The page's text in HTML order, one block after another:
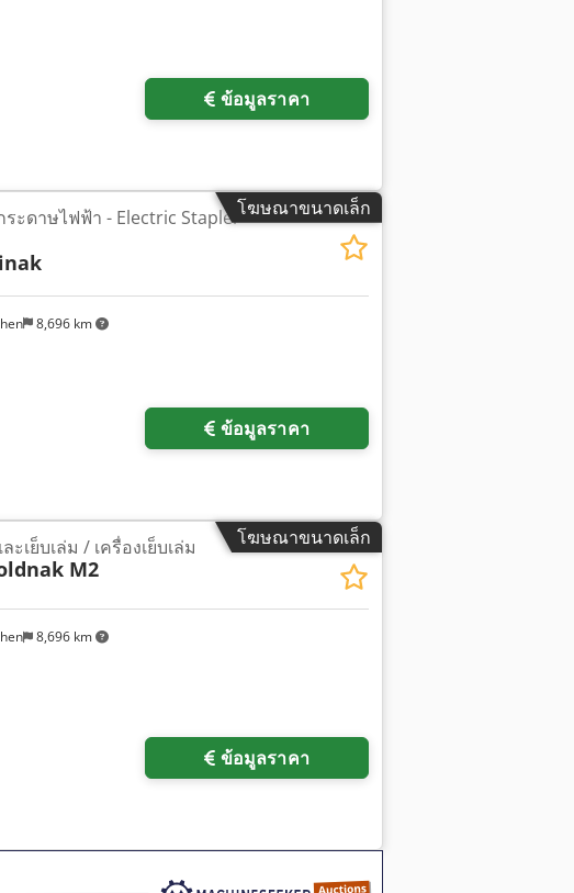
ข้อมูลราคา
โฆษณาขนาดเล็ก
8,696 km
ระดาษไฟฟ้า - Electric Stapler -
ข้อมูลราคา
โฆษณาขนาดเล็ก
8,696 km
ะเย็บเล่ม / เครื่องเย็บเล่ม
M2
ข้อมูลราคา